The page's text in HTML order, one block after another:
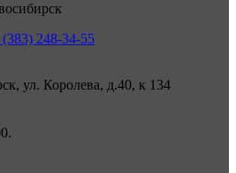
248-34-55
ул. Королева, д.40, к 134